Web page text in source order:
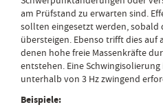
am Prüfstand zu erwarten sind.
sollten eingesetzt werden, sobald
übersteigen. Ebenso trifft dies auf
denen hohe freie Massenkräfte
entstehen. Eine
unterhalb von 3 Hz zwingend
Beispiele: